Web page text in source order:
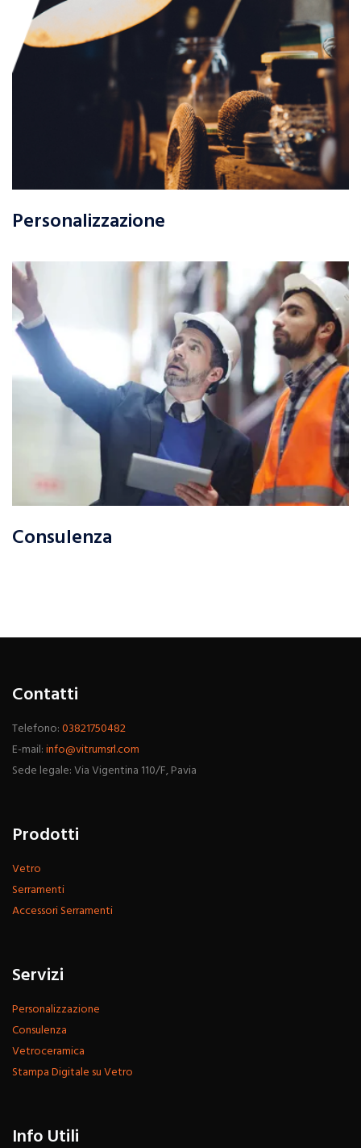
Personalizzazione
Consulenza
Contatti
Telefono:03821750482
E-mail:info@vitrumsrl.com
Sede legale: Via Vigentina 110/F, Pavia
Prodotti
Vetro
Serramenti
Accessori Serramenti
Servizi
Personalizzazione
Consulenza
Vetroceramica
Stampa Digitale su Vetro
Info Utili